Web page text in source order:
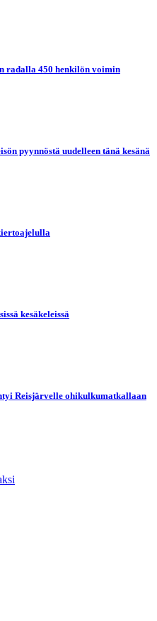
radalla 450 henkilön voimin
pyynnöstä uudelleen tänä kesänä
kesäkeleissä
Reisjärvelle ohikulkumatkallaan